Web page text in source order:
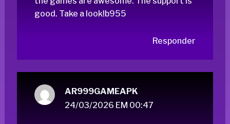
good. Take a look!b955
Responder
AR999GAMEAPK
24/03/2026 EM 00:47